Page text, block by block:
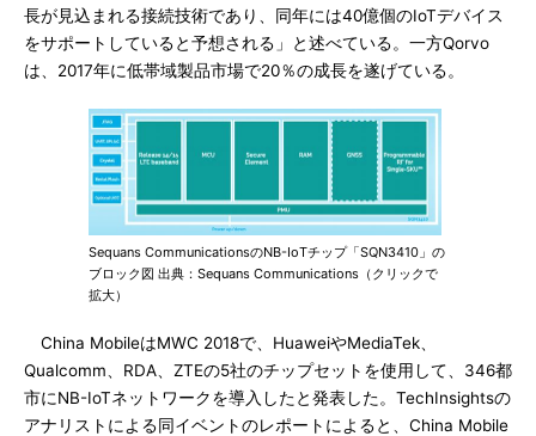
長が見込まれる接続技術であり、同年には40億個のIoTデバイス
をサポートしていると予想される」と述べている。一方Qorvo
は、2017年に低帯域製品市場で20％の成長を遂げている。
Sequans CommunicationsのNB-IoTチップ「SQN3410」の
ブロック図 出典：Sequans Communications（クリックで
拡大）
China MobileはMWC 2018で、HuaweiやMediaTek、
Qualcomm、RDA、ZTEの5社のチップセットを使用して、346都
市にNB-IoTネットワークを導入したと発表した。TechInsightsの
アナリストによる同イベントのレポートによると、China Mobile